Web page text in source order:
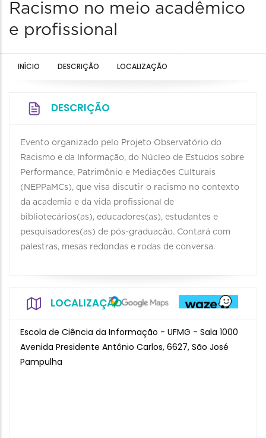
Racismo no meio acadêmico
e profissional
INÍCIO DESCRIÇÃO LOCALIZAÇÃO
DESCRIÇÃO
Evento organizado pelo Projeto Observatório do
Racismo e da Informação, do Núcleo de Estudos sobre
Performance, Patrimônio e Mediações Culturais
(NEPPaMCs), que visa discutir o racismo no contexto
da academia e da vida profissional de
bibliotecários(as), educadores(as), estudantes e
pesquisadores(as) de pós-graduação. Contará com
palestras, mesas redondas e rodas de conversa.
LOCALIZAÇÃO
Escola de Ciência da Informação - UFMG - Sala 1000
Avenida Presidente Antônio Carlos, 6627, São José
Pampulha